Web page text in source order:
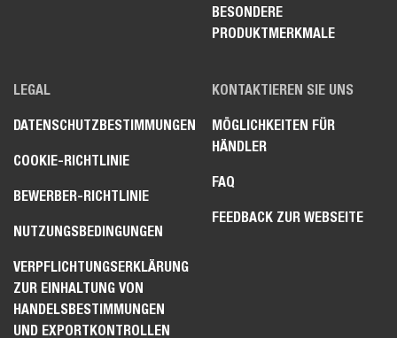
BESONDERE
PRODUKTMERKMALE
LEGAL
DATENSCHUTZBESTIMMUNGEN
COOKIE-RICHTLINIE
BEWERBER-RICHTLINIE
NUTZUNGSBEDINGUNGEN
VERPFLICHTUNGSERKLÄRUNG
ZUR EINHALTUNG VON
HANDELSBESTIMMUNGEN
UND EXPORTKONTROLLEN
KONTAKTIEREN SIE UNS
MÖGLICHKEITEN FÜR
HÄNDLER
FAQ
FEEDBACK ZUR WEBSEITE